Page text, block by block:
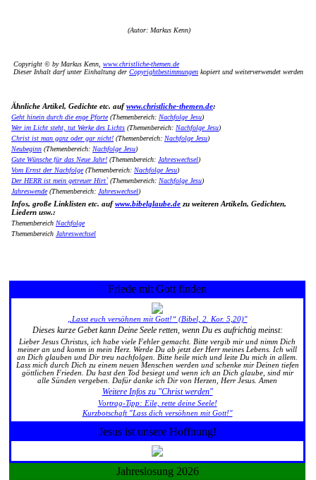
(Autor: Markus Kenn)
Copyright © by Markus Kenn, www.christliche-themen.de
Dieser Inhalt darf unter Einhaltung der Copyrightbestimmungen kopiert und weiterverwendet werden
Ähnliche Artikel, Gedichte etc. aufwww.christliche-themen.de:
Geht hinein durch die enge Pforte(Themenbereich: Nachfolge Jesu)
Wer im Licht steht, tut Werke des Lichts (Themenbereich: Nachfolge Jesu)
Christ ist man ganz oder gar nicht! (Themenbereich: Nachfolge Jesu)
Neubeginn (Themenbereich: Nachfolge Jesu)
Gute Wünsche für das Neue Jahr! (Themenbereich: Jahreswechsel)
Vom Ernst der Nachfolge(Themenbereich: Nachfolge Jesu)
Der HERR ist mein getreuer Hirt`(Themenbereich: Nachfolge Jesu)
Jahreswende(Themenbereich: Jahreswechsel)
Infos, große Linklisten etc. aufwww.bibelglaube.de zu weiteren Artikeln, Gedichten,
Liedern usw.:
Themenbereich Nachfolge
Themenbereich Jahreswechsel
Friede mit Gott finden
„Lasst euch versöhnen mit Gott!“ (Bibel, 2. Kor. 5,20)"
Dieses kurze Gebet kann Deine Seele retten, wenn Du es aufrichtig meinst:
Lieber Jesus Christus, ich habe viele Fehler gemacht. Bitte vergib mir und nimm Dich
meiner an und komm in mein Herz. Werde Du ab jetzt der Herr meines Lebens. Ich will
an Dich glauben und Dir treu nachfolgen. Bitte heile mich und leite Du mich in allem.
Lass mich durch Dich zu einem neuen Menschen werden und schenke mir Deinen tiefen
göttlichen Frieden. Du hast den Tod besiegt und wenn ich an Dich glaube, sind mir
alle Sünden vergeben. Dafür danke ich Dir von Herzen, Herr Jesus. Amen
Weitere Infos zu "Christ werden"
Vortrag-Tipp: Eile, rette deine Seele!
Kurzbotschaft "Lass dich versöhnen mit Gott!"
Jesus ist unsere Hoffnung!
Jahreslosung 2026